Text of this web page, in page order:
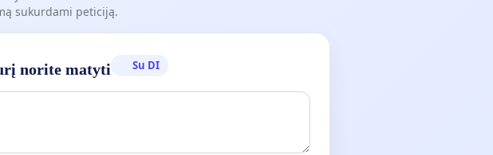
sukurdami peticiją.
norite matyti Su DI